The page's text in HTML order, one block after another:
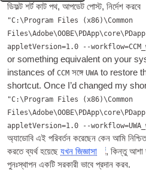
ডিফল্ট শর্ট কাট পথ, আপডেট পোস্ট, নির্দেশ করবে
"C:\Program Files (x86)\Common
appletVersion=1.0 --
or some­thing equi­val­ent on your
instances of CCM সঙ্গেUWA to restore
short­cut. Once I’d changed my
"C:\Program Files (x86)\Common
appletVersion=1.0 --
অ্যাডোবি এই পরিবর্তন করেছেন কেন আমি
করতে ব্যর্থ হয়েছেযখন জিজ্ঞাসা
, কিন্তু আশা
পুনঃস্থাপন একটি সরকারী ভাবে প্রদান করব.